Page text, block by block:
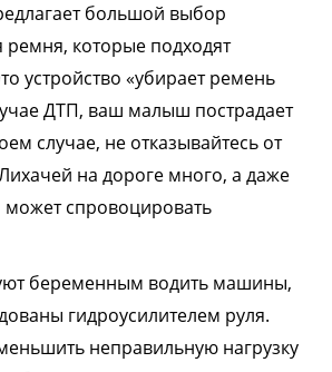
большой выбор
ремня, которые подходят
устройство «убирает ремень
ДТП, ваш малыш пострадает
случае, не отказывайтесь от
на дороге много, а даже
спровоцировать
беременным водить машины,
гидроусилителем руля.
неправильную нагрузку